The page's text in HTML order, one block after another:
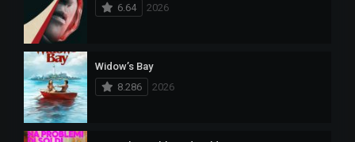
6.64
2026
Widow’s Bay
8.286
2026